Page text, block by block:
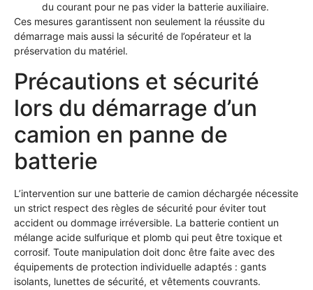
du courant pour ne pas vider la batterie auxiliaire.
Ces mesures garantissent non seulement la réussite du
démarrage mais aussi la sécurité de l’opérateur et la
préservation du matériel.
Précautions et sécurité
lors du démarrage d’un
camion en panne de
batterie
L’intervention sur une batterie de camion déchargée nécessite
un strict respect des règles de sécurité pour éviter tout
accident ou dommage irréversible. La batterie contient un
mélange acide sulfurique et plomb qui peut être toxique et
corrosif. Toute manipulation doit donc être faite avec des
équipements de protection individuelle adaptés : gants
isolants, lunettes de sécurité, et vêtements couvrants.